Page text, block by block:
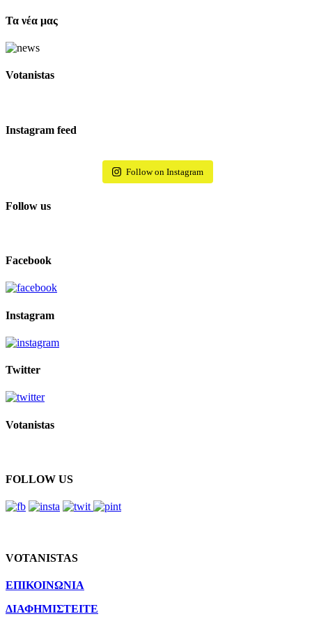
Τα νέα μας
Votanistas
Instagram feed
Follow on Instagram
Follow us
Facebook
Instagram
Twitter
Votanistas
FOLLOW US
VOTANISTAS
ΕΠΙΚΟΙΝΩΝΙΑ
ΔΙΑΦΗΜΙΣΤΕΙΤΕ